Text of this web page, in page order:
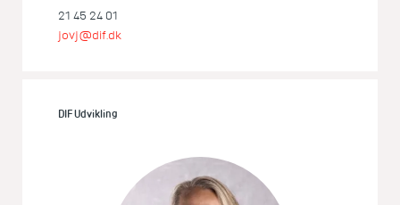
21 45 24 01
jovj@dif.dk
DIF Udvikling